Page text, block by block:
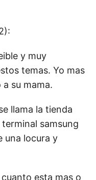
y muy
temas. Yo mas
su mama.
llama la tienda
samsung
una locura y
esta mas o